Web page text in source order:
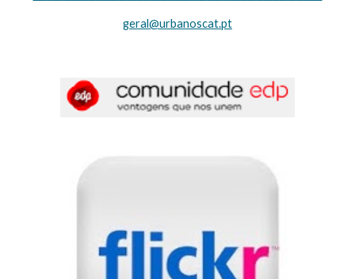
geral@urbanoscat.pt